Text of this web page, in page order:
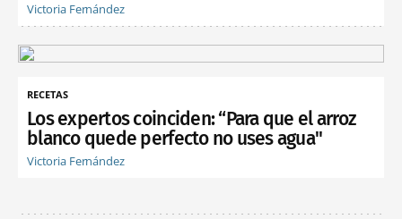
Victoria Fernández
RECETAS
Los expertos coinciden: “Para que el arroz
blanco quede perfecto no uses agua"
Victoria Fernández